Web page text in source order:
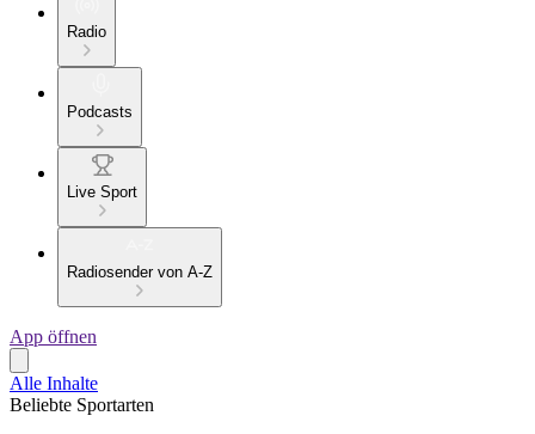
Radio
Podcasts
Live Sport
Radiosender von A-Z
App öffnen
Alle Inhalte
Beliebte Sportarten